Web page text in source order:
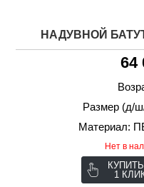
НАДУВНОЙ
64
Размер (д/
Материал:
Нет в
1